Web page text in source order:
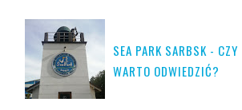
SEA PARK SARBSK - CZY
WARTO ODWIEDZIĆ?